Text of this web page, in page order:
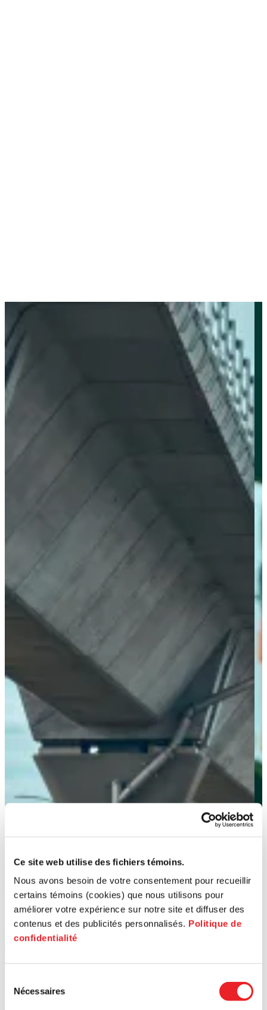
Ce site web utilise des fichiers témoins.
Nous avons besoin de votre consentement pour recueillir
certains témoins (cookies) que nous utilisons pour
améliorer votre expérience sur notre site et diffuser des
contenus et des publicités personnalisés. Politique de
confidentialité
Nécessaires